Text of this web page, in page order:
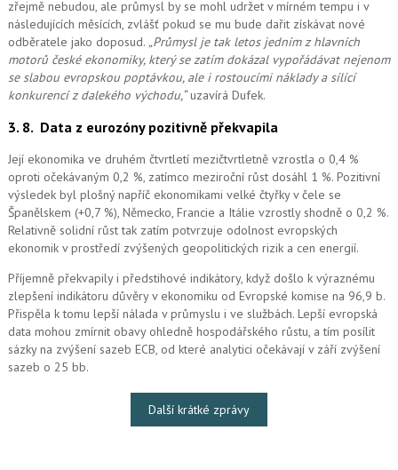
zřejmě nebudou, ale průmysl by se mohl udržet v mírném tempu i v
následujících měsících, zvlášť pokud se mu bude dařit získávat nové
odběratele jako doposud. „Průmysl je tak letos jedním z hlavních
motorů české ekonomiky, který se zatím dokázal vypořádávat nejenom
se slabou evropskou poptávkou, ale i rostoucími náklady a sílící
konkurencí z dalekého východu,“uzavírá Dufek.
3. 8. Data z eurozóny pozitivně překvapila
Její ekonomika ve druhém čtvrtletí mezičtvrtletně vzrostla o 0,4 %
oproti očekávaným 0,2 %, zatímco meziroční růst dosáhl 1 %. Pozitivní
výsledek byl plošný napříč ekonomikami velké čtyřky v čele se
Španělskem (+0,7 %), Německo, Francie a Itálie vzrostly shodně o 0,2 %.
Relativně solidní růst tak zatím potvrzuje odolnost evropských
ekonomik v prostředí zvýšených geopolitických rizik a cen energií.
Příjemně překvapily i předstihové indikátory, když došlo k výraznému
zlepšení indikátoru důvěry v ekonomiku od Evropské komise na 96,9 b.
Přispěla k tomu lepší nálada v průmyslu i ve službách. Lepší evropská
data mohou zmírnit obavy ohledně hospodářského růstu, a tím posílit
sázky na zvýšení sazeb ECB, od které analytici očekávají v září zvýšení
sazeb o 25 bb.
Další krátké zprávy